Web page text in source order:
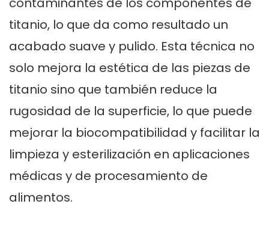
titanio, lo que da como resultado un
acabado suave y pulido. Esta técnica no
solo mejora la estética de las piezas de
titanio sino que también reduce la
rugosidad de la superficie, lo que puede
mejorar la biocompatibilidad y facilitar la
limpieza y esterilización en aplicaciones
médicas y de procesamiento de
alimentos.